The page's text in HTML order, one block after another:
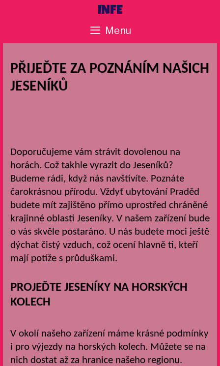
INFE
Menu
PŘIJEĎTE ZA POZNÁNÍM NAŠICH
JESENÍKŮ
Doporučujeme vám strávit dovolenou na
horách. Což takhle vyrazit do Jeseníků?
Budeme rádi, když nás navštívíte. Poznáte
čarokrásnou přírodu. Vždyť ubytování Praděd
budete mít zajištěno přímo uprostřed chráněné
krajinné oblasti Jeseníky. V našem zařízení bude
o vás skvěle postaráno. U nás budete moci ještě
dýchat čistý vzduch, což ocení hlavně ti, kteří
mají potíže s průduškami.
PROJEĎTE JESENÍKY NA HORSKÝCH
KOLECH
V okolí našeho zařízení máme krásné podmínky
i pro výjezdy na horských kolech. Můžete se na
nich dostat až za hranice našeho regionu.